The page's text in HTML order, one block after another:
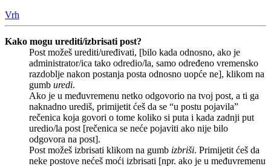
Vrh
Kako mogu urediti/izbrisati post?
Post možeš urediti/uređivati, [bilo kada odnosno, ako je
administrator/ica tako odredio/la, samo određeno vremensko
razdoblje nakon postanja posta odnosno uopće ne], klikom na
gumb uredi.
Ako je u međuvremenu netko odgovorio na tvoj post, a ti ga
naknadno urediš, primijetit ćeš da se “u postu pojavila”
rečenica koja govori o tome koliko si puta i kada zadnji put
uredio/la post [rečenica se neće pojaviti ako nije bilo
odgovora na post].
Post možeš izbrisati klikom na gumb izbriši. Primijetit ćeš da
neke postove nećeš moći izbrisati [npr. ako je u međuvremenu